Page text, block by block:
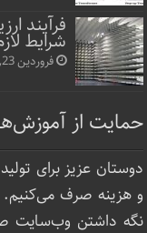
فرآیند
شرایط
فروردین 23, 1400
حمایت از
دوستان عزیز برای
و هزینه صرف می‌کنیم.
نگه داشتن وب‌سایت